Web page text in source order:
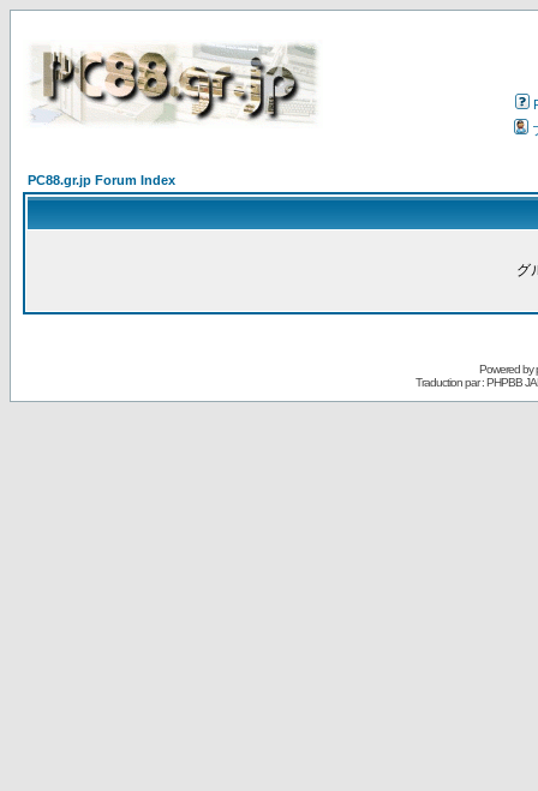
PC88.gr.jp Forum Index
グ
Powered by
Traduction par : PHPBB